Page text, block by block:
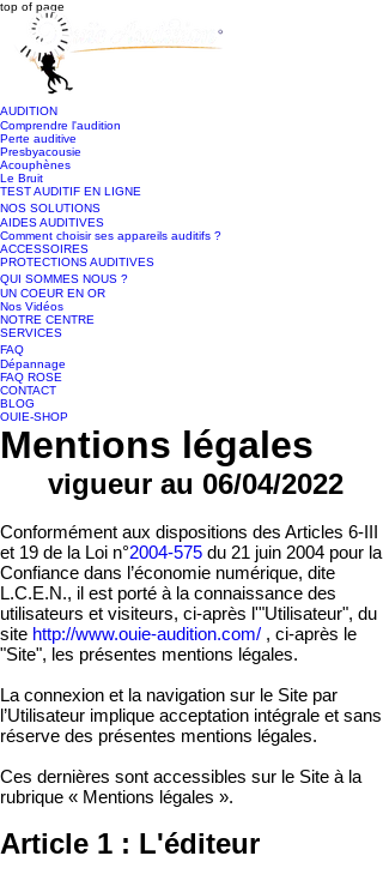
top of page
AUDITION
Comprendre l'audition
Perte auditive
Presbyacousie
Acouphènes
Le Bruit
TEST AUDITIF EN LIGNE
NOS SOLUTIONS
AIDES AUDITIVES
Comment choisir ses appareils auditifs ?
ACCESSOIRES
PROTECTIONS AUDITIVES
QUI SOMMES NOUS ?
UN COEUR EN OR
Nos Vidéos
NOTRE CENTRE
SERVICES
FAQ
Dépannage
FAQ ROSE
CONTACT
BLOG
OUIE-SHOP
Mentions légales
vigueur au 06/04/2022
Conformément aux dispositions des Articles 6-III
et 19 de la Loi n°2004-575 du 21 juin 2004 pour la
Confiance dans l’économie numérique, dite
L.C.E.N., il est porté à la connaissance des
utilisateurs et visiteurs, ci-après l'"Utilisateur", du
site http://www.ouie-audition.com/ , ci-après le
"Site", les présentes mentions légales.
La connexion et la navigation sur le Site par
l’Utilisateur implique acceptation intégrale et sans
réserve des présentes mentions légales.
Ces dernières sont accessibles sur le Site à la
rubrique « Mentions légales ».
Article 1 : L'éditeur